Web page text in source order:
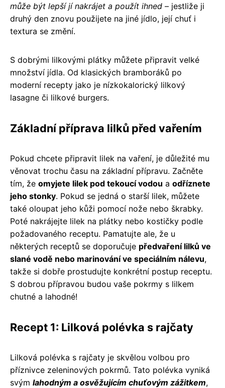
může být lepší jí nakrájet a použít ihned – jestliže ji
druhý den znovu použijete na jiné jídlo, její chuť i
textura se změní.
S dobrými lilkovými plátky můžete připravit velké
množství jídla. Od klasických bramboráků po
moderní recepty jako je nízkokalorický lilkový
lasagne či lilkové burgers.
Základní příprava lilků před vařením
Pokud chcete připravit lilek na vaření, je důležité mu
věnovat trochu času na základní přípravu. Začněte
tím, že omyjete lilek pod tekoucí vodou a odříznete
jeho stonky. Pokud se jedná o starší lilek, můžete
také oloupat jeho kůži pomocí nože nebo škrabky.
Poté nakrájejte lilek na plátky nebo kostičky podle
požadovaného receptu. Pamatujte ale, že u
některých receptů se doporučuje předvaření lilků ve
slané vodě nebo marinování ve speciálním nálevu,
takže si dobře prostudujte konkrétní postup receptu.
S dobrou přípravou budou vaše pokrmy s lilkem
chutné a lahodné!
Recept 1: Lilková polévka s rajčaty
Lilková polévka s rajčaty je skvělou volbou pro
příznivce zeleninových pokrmů. Tato polévka vyniká
svým lahodným a osvěžujícím chuťovým zážitkem,